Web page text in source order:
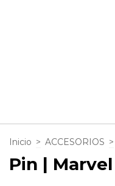
Inicio > ACCESORIOS >
Pin |